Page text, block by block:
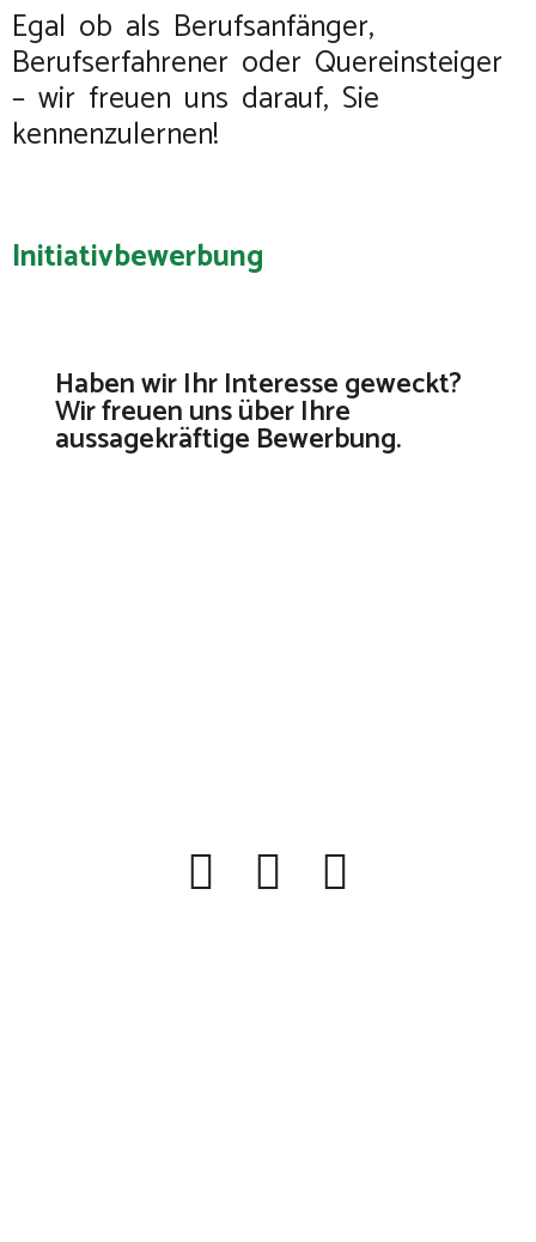
Egal ob als Berufsanfänger,
Berufserfahrener oder Quereinsteiger
– wir freuen uns darauf, Sie
kennenzulernen!
Initiativbewerbung
Haben wir Ihr Interesse geweckt?
Wir freuen uns über Ihre
aussagekräftige Bewerbung.